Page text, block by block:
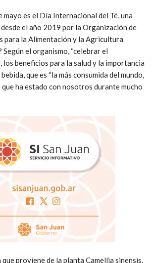
mayo es el Día Internacional del Té, una
el año 2019 por la Organización de
para la Alimentación y la Agricultura
Según el organismo, “celebrar el
beneficios para la salud y la importancia
que es “la más consumida del mundo,
que ha estado con nosotros durante mucho
que proviene de la planta Camellia sinensis,